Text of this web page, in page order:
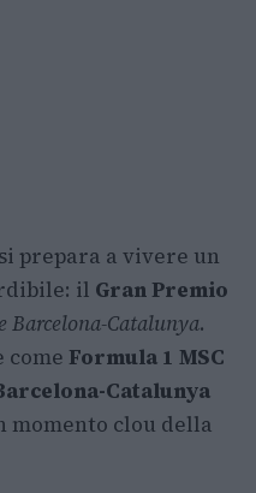
si prepara a vivere un
il Gran Premio
Barcelona-Catalunya.
come Formula 1 MSC
Catalunya
momento clou della